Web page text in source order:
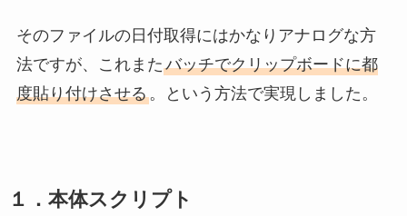
そのファイルの日付取得にはかなりアナログな方
法ですが、これまたバッチでクリップボードに都
度貼り付けさせる。という方法で実現しました。
１．本体スクリプト